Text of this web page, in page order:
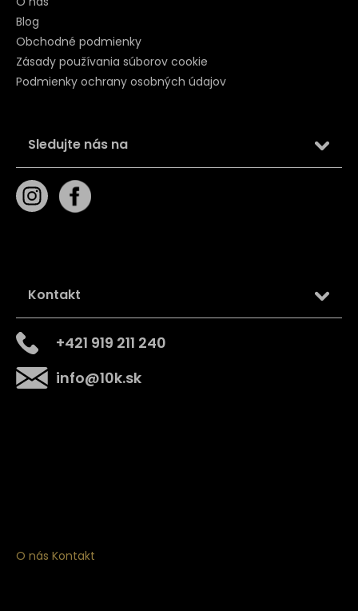
Blog
Obchodné podmienky
Zásady používania súborov cookie
Podmienky ochrany osobných údajov
Sledujte nás na
Kontakt
info@10k.sk
+421 919 211 240
O nás Kontakt